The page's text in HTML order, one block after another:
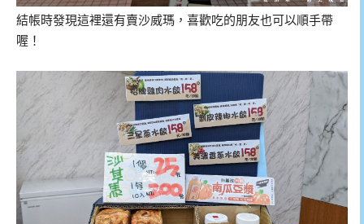
結帳時發現這裡還有賣沙威瑪，喜歡吃的朋友也可以順手帶
喔！